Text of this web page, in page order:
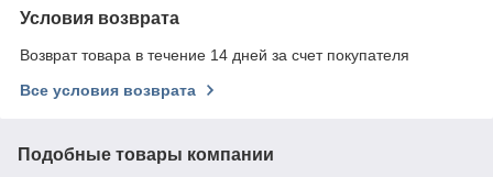
Условия возврата
Возврат товара в течение 14 дней за счет покупателя
Все условия возврата
Подобные товары компании